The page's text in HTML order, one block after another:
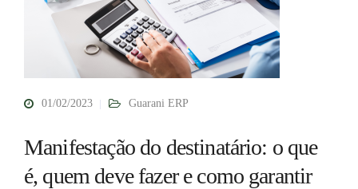
01/02/2023 Guarani ERP
Manifestação do destinatário: o que
é, quem deve fazer e como garantir